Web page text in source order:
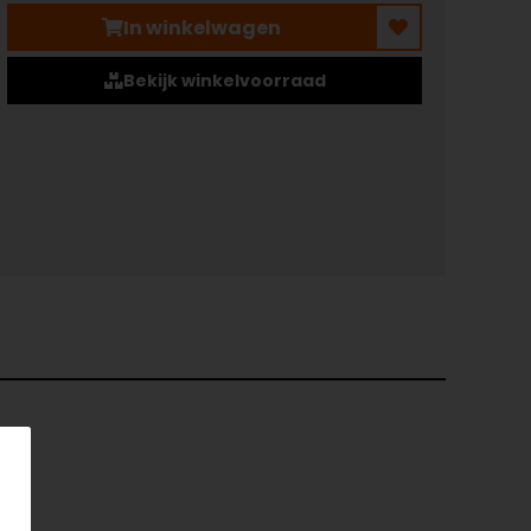
In winkelwagen
Bekijk winkelvoorraad